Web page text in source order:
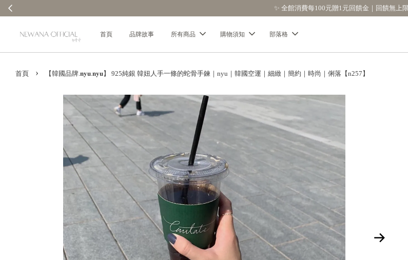
【分享購物評價💬】贈$30元購物金
首頁 品牌故事 所有商品 購物須知 部落格
首頁 › 【韓國品牌.𝐧𝐲𝐮.𝐧𝐲𝐮】 925純銀 韓妞人手一條的蛇骨手鍊｜nyu｜韓國空運｜細緻｜簡約｜時尚｜俐落【n257】